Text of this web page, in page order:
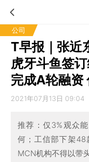
公司
T早报｜张近
虎牙斗鱼签
完成A轮融资
2021年07月13日 09:04
推荐：仅3%观众
何；工信部下架48
MCN机构不得以带